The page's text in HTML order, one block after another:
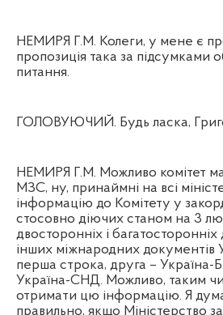
НЕМИРЯ Г.М. Колеги, у мене є
пропозиція така за підсумками
питання.
ГОЛОВУЮЧИЙ. Будь ласка,
НЕМИРЯ Г.М. Можливо комітет
МЗС, ну, принаймні на всі
інформацію до Комітету у
стосовно діючих станом на 3
двосторонніх і багатосторонніх
інших міжнародних документів
перша строка, друга – Україна-
Україна-СНД. Можливо, таким
отримати цю інформацію. Я
правильно, якщо Міністерство